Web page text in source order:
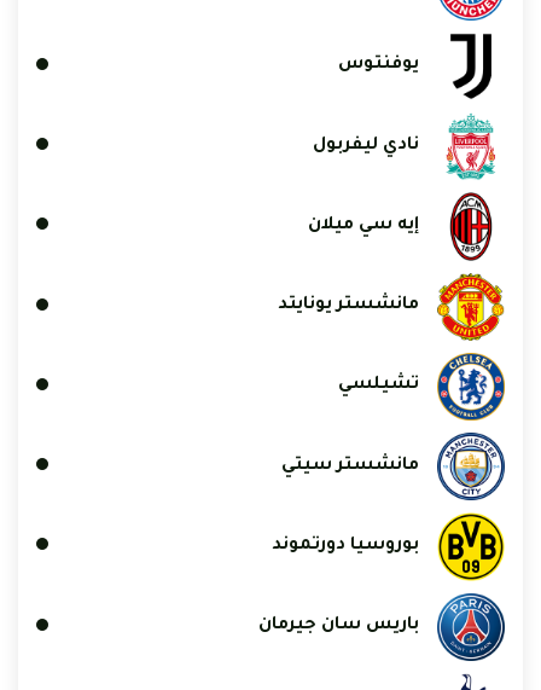
يوفنتوس
نادي ليفربول
إيه سي ميلان
مانشستر يونايتد
تشيلسي
مانشستر سيتي
بوروسيا دورتموند
باريس سان جيرمان